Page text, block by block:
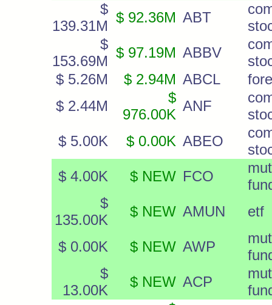
$
139.31M
$ 92.36M ABT
$
153.69M
$ 97.19M ABBV
$ 5.26M
$ 2.94M ABCL
$ 2.44M
$
976.00K
ANF
$ 5.00K
$ 0.00K ABEO
$ 4.00K
$ NEW FCO
$
135.00K
$ NEW AMUN etf
$ 0.00K $ NEW AWP
$
13.00K
$ NEW ACP